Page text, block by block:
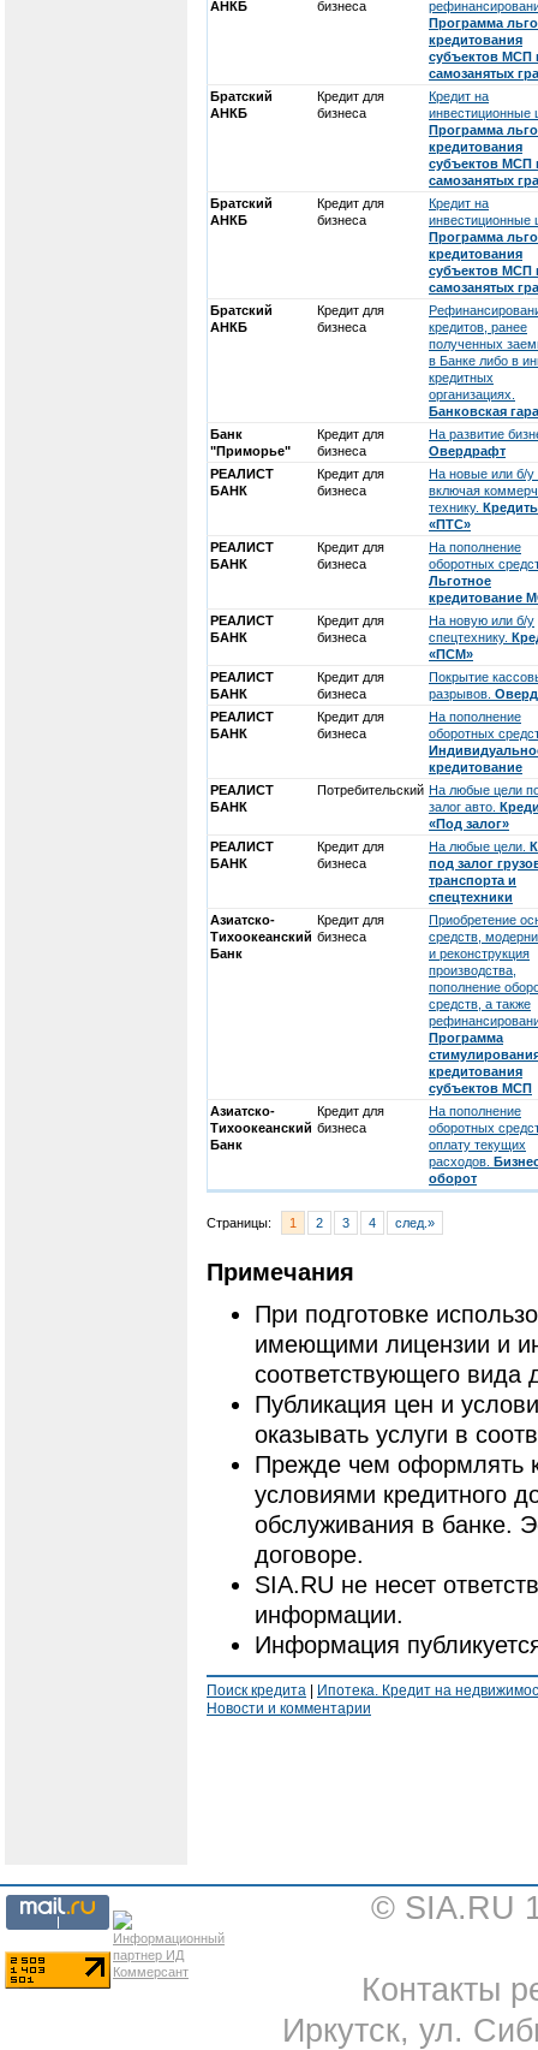
АНКБ бизнеса
Программа
кредитования
субъектов МСП
самозанятых
Братский
АНКБ
Кредит для
бизнеса
Кредит на
инвестиционные
Программа
кредитования
субъектов МСП
самозанятых
Братский
АНКБ
Кредит для
бизнеса
Кредит на
инвестиционные
Программа
кредитования
субъектов МСП
самозанятых
Братский
АНКБ
Кредит для
бизнеса
кредитов, ранее
полученных
в Банке либо в
кредитных
организациях.
Банковская
Банк
"Приморье"
Кредит для
бизнеса
На развитие
Овердрафт
РЕАЛИСТ
БАНК
Кредит для
бизнеса
На новые или б/у
включая
технику.
«ПТС»
РЕАЛИСТ
БАНК
Кредит для
бизнеса
На пополнение
оборотных
Льготное
кредитование
РЕАЛИСТ
БАНК
Кредит для
бизнеса
На новую или б/у
спецтехнику.
«ПСМ»
РЕАЛИСТ
БАНК
Кредит для
бизнеса
Покрытие
разрывов.
РЕАЛИСТ
БАНК
Кредит для
бизнеса
На пополнение
оборотных
кредитование
РЕАЛИСТ
БАНК
Потребительский На любые цели
залог авто.
«Под залог»
РЕАЛИСТ
БАНК
Кредит для
бизнеса
На любые цели.
под залог
транспорта и
спецтехники
Азиатско-
Тихоокеанский
Банк
Кредит для
бизнеса
Приобретение
средств,
и реконструкция
производства,
пополнение
средств, а также
Программа
кредитования
субъектов МСП
Азиатско-
Тихоокеанский
Банк
Кредит для
бизнеса
На пополнение
оборотных
оплату текущих
расходов.
оборот
Страницы: 1 2 3 4 след.»
Примечания
При подготовке
имеющими лицензии и
соответствующего вида
Публикация цен и
оказывать услуги в
Прежде чем оформлять
условиями кредитного
обслуживания в банке.
договоре.
SIA.RU не несет
информации.
Информация
Поиск кредита
Ипотека. Кредит на
Новости и комментарии
© SIA.RU
Контакты
Иркутск, ул.